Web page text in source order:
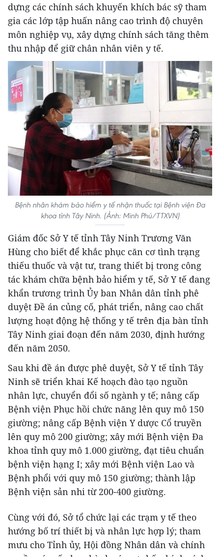
dựng các chính sách khuyến khích bác sỹ tham
gia các lớp tập huấn nâng cao trình độ chuyên
môn nghiệp vụ, xây dựng chính sách tăng thêm
thu nhập để giữ chân nhân viên y tế.
Bệnh nhân khám bảo hiểm y tế nhận thuốc tại Bệnh viện Đa
khoa tỉnh Tây Ninh. (Ảnh: Minh Phú/TTXVN)
Giám đốc Sở Y tế tỉnh Tây Ninh Trương Văn
Hùng cho biết để khắc phục căn cơ tình trạng
thiếu thuốc và vật tư, trang thiết bị trong công
tác khám chữa bệnh bảo hiểm y tế, Sở Y tế đang
khẩn trương trình Ủy ban Nhân dân tỉnh phê
duyệt Đề án củng cố, phát triển, nâng cao chất
lượng hoạt động hệ thống y tế trên địa bàn tỉnh
Tây Ninh giai đoạn đến năm 2030, định hướng
đến năm 2050.
Sau khi đề án được phê duyệt, Sở Y tế tỉnh Tây
Ninh sẽ triển khai Kế hoạch đào tạo nguồn
nhân lực, chuyển đổi số ngành y tế; nâng cấp
Bệnh viện Phục hồi chức năng lên quy mô 150
giường; nâng cấp Bệnh viện Y dược Cổ truyền
lên quy mô 200 giường; xây mới Bệnh viện Đa
khoa tỉnh quy mô 1.000 giường, đạt tiêu chuẩn
bệnh viện hạng I; xây mới Bệnh viện Lao và
Bệnh phổi với quy mô 150 giường; thành lập
Bệnh viện sản nhi từ 200-400 giường.
Cùng với đó, Sở tổ chức lại các trạm y tế theo
hướng bố trí thiết bị và nhân lực hợp lý; tham
mưu cho Tỉnh ủy, Hội đồng Nhân dân và chính